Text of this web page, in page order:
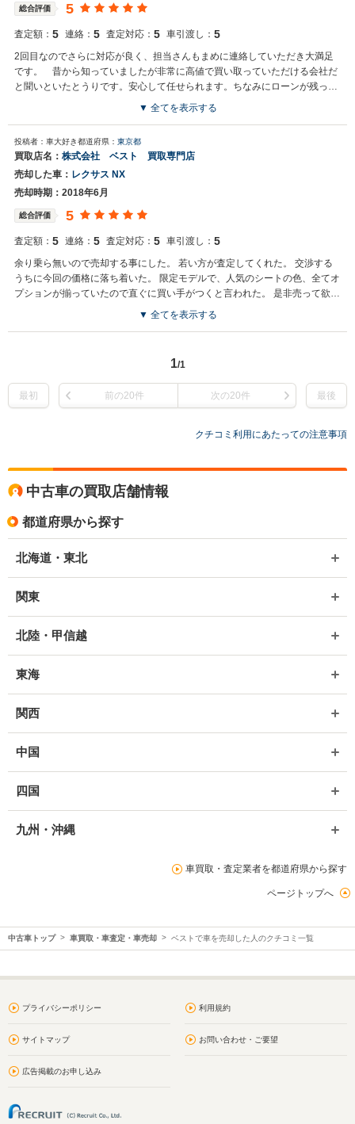
総合評価 5
査定額： 5 連絡： 5 査定対応： 5 車引渡し： 5
2回目なのでさらに対応が良く、担当さんもまめに連絡していただき大満足
です。 昔から知っていましたが非常に高値で買い取っていただける会社だ
と聞いといたとうりです。安心して任せられます。ちなみにローンが残って
▼ 全てを表示する
投稿者：車大好き都道府県： 東京都
買取店名： 株式会社 ベスト 買取専門店
売却した車： レクサス NX
売却時期：2018年6月
総合評価 5
査定額： 5 連絡： 5 査定対応： 5 車引渡し： 5
余り乗ら無いので売却する事にした。 若い方が査定してくれた。 交渉する
うちに今回の価格に落ち着いた。 限定モデルで、人気のシートの色、全てオ
プションが揃っていたので直ぐに買い手がつくと言われた。 是非売って欲し
▼ 全てを表示する
1/1
最初 前の20件 次の20件 最後
クチコミ利用にあたっての注意事項
中古車の買取店舗情報
都道府県から探す
北海道・東北
関東
北陸・甲信越
東海
関西
中国
四国
九州・沖縄
車買取・査定業者を都道府県から探す
ページトップへ
中古車トップ 車買取・車査定・車売却 ベストで車を売却した人のクチコミ一覧
プライバシーポリシー 利用規約
サイトマップ お問い合わせ・ご要望
広告掲載のお申し込み